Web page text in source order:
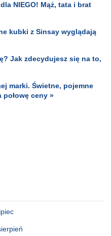
NIEGO! Mąż, tata i brat
kubki z Sinsay wyglądają
Jak zdecydujesz się na to,
marki. Świetne, pojemne
połowę ceny »